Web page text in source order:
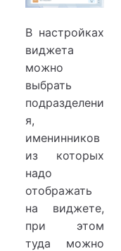
В настройках
виджета
можно
выбрать
подразделени
я,
именинников
из которых
надо
отображать
на виджете,
при этом
туда можно